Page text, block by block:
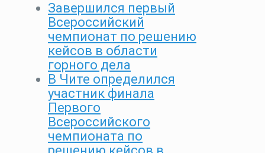
Завершился первый
Всероссийский
чемпионат по решению
кейсов в области
горного дела
В Чите определился
участник финала
Первого
Всероссийского
чемпионата по